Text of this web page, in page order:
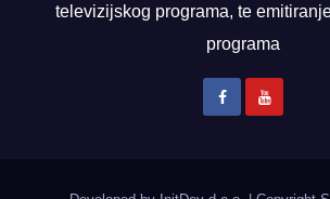
televizijskog programa, te
programa